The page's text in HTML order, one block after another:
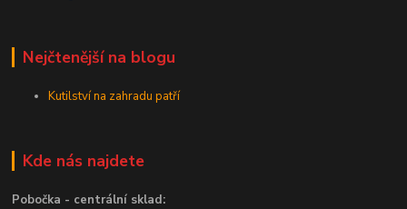
Nejčtenější na blogu
Kutilství na zahradu patří
Kde nás najdete
Pobočka - centrální sklad: